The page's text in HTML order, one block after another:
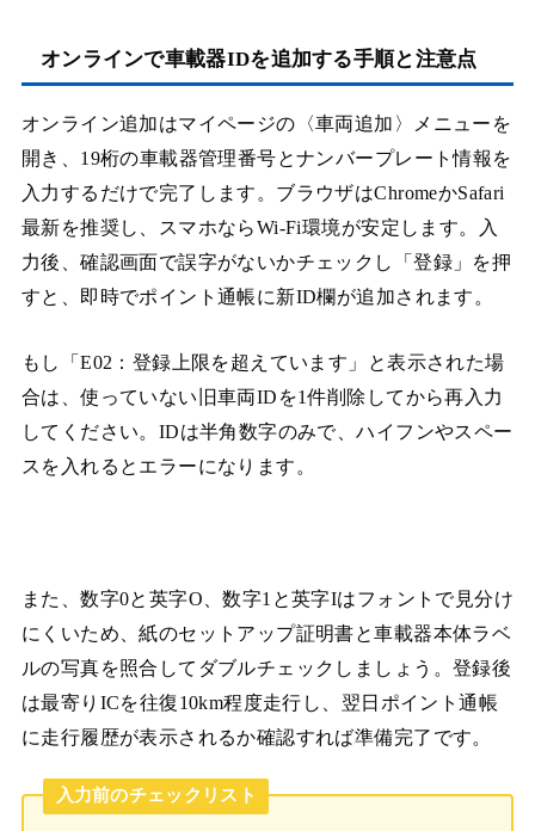
オンラインで車載器IDを追加する手順と注意点
オンライン追加はマイページの〈車両追加〉メニューを
開き、19桁の車載器管理番号とナンバープレート情報を
入力するだけで完了します。ブラウザはChromeかSafari
最新を推奨し、スマホならWi-Fi環境が安定します。入
力後、確認画面で誤字がないかチェックし「登録」を押
すと、即時でポイント通帳に新ID欄が追加されます。
もし「E02：登録上限を超えています」と表示された場
合は、使っていない旧車両IDを1件削除してから再入力
してください。IDは半角数字のみで、ハイフンやスペー
スを入れるとエラーになります。
また、数字0と英字O、数字1と英字Iはフォントで見分け
にくいため、紙のセットアップ証明書と車載器本体ラベ
ルの写真を照合してダブルチェックしましょう。登録後
は最寄りICを往復10km程度走行し、翌日ポイント通帳
に走行履歴が表示されるか確認すれば準備完了です。
入力前のチェックリスト